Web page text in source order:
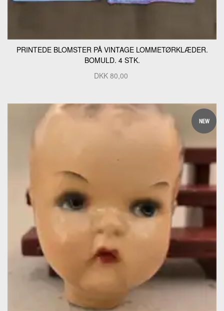
PRINTEDE BLOMSTER PÅ VINTAGE LOMMETØRKLÆDER.
BOMULD. 4 STK.
DKK 80,00